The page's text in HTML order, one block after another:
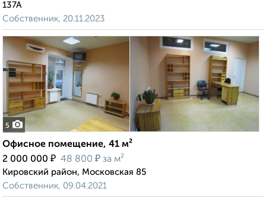
137А
Собственник, 20.11.2023
5
Офисное помещение, 41 м²
2 000 000 ₽ 48 800 ₽ за м²
Кировский район, Московская 85
Собственник, 09.04.2021